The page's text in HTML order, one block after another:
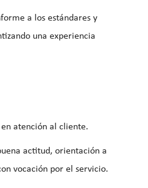
a los estándares y
una experiencia
atención al cliente.
actitud, orientación a
vocación por el servicio.